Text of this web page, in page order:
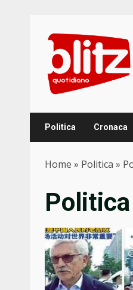
content
Politica Cronaca
Home » Politica »